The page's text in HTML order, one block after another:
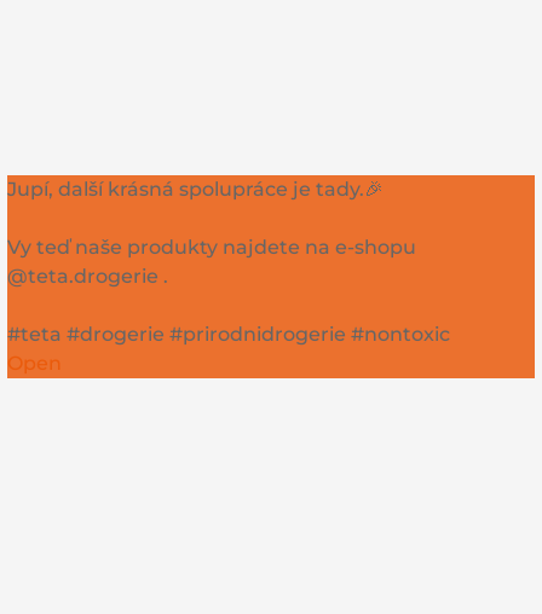
Jupí, další krásná spolupráce je tady.🎉
Vy teď naše produkty najdete na e-shopu
@teta.drogerie .
#teta #drogerie #prirodnidrogerie #nontoxic
Open